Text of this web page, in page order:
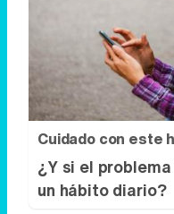
Cuidado con este
¿Y si el
un hábito diario?